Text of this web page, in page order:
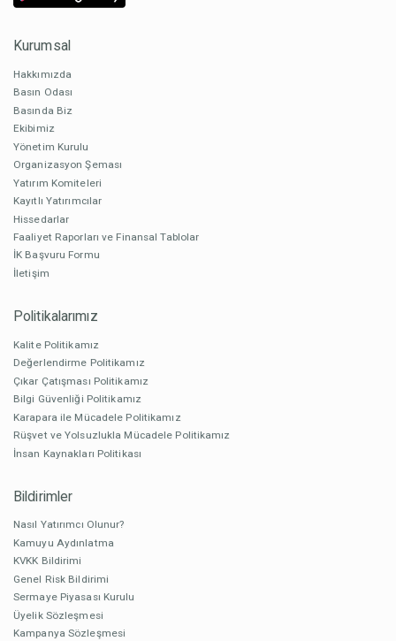
Kurumsal
Hakkımızda
Basın Odası
Basında Biz
Ekibimiz
Yönetim Kurulu
Organizasyon Şeması
Yatırım Komiteleri
Kayıtlı Yatırımcılar
Hissedarlar
Faaliyet Raporları ve Finansal Tablolar
İK Başvuru Formu
İletişim
Politikalarımız
Kalite Politikamız
Değerlendirme Politikamız
Çıkar Çatışması Politikamız
Bilgi Güvenliği Politikamız
Karapara ile Mücadele Politikamız
Rüşvet ve Yolsuzlukla Mücadele Politikamız
İnsan Kaynakları Politikası
Bildirimler
Nasıl Yatırımcı Olunur?
Kamuyu Aydınlatma
KVKK Bildirimi
Genel Risk Bildirimi
Sermaye Piyasası Kurulu
Üyelik Sözleşmesi
Kampanya Sözleşmesi